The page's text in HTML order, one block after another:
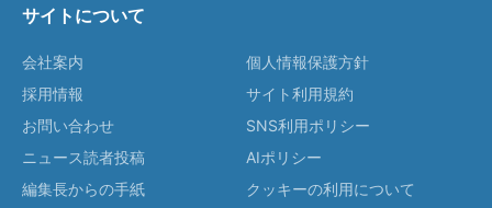
サイトについて
会社案内
採用情報
お問い合わせ
ニュース読者投稿
編集長からの手紙
個人情報保護方針
サイト利用規約
SNS利用ポリシー
AIポリシー
クッキーの利用について